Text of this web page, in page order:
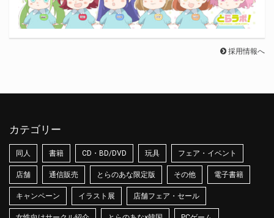
採用情報へ
カテゴリー
同人 書籍 CD・BD/DVD 玩具 フェア・イベント
店舗 通信販売 とらのあな限定版 その他 電子書籍
キャンペーン イラスト展 店舗フェア・セール